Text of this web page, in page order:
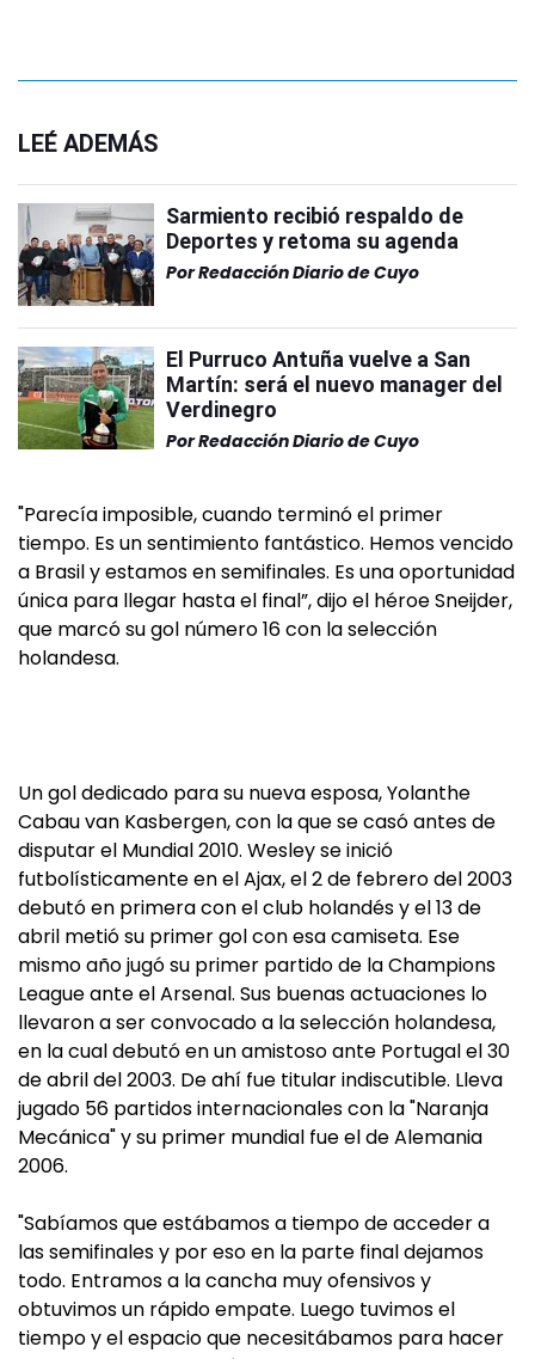
LEÉ ADEMÁS
Sarmiento recibió respaldo de
Deportes y retoma su agenda
PorRedacción Diario de Cuyo
El Purruco Antuña vuelve a San
Martín: será el nuevo manager del
Verdinegro
PorRedacción Diario de Cuyo
"Parecía imposible, cuando terminó el primer
tiempo. Es un sentimiento fantástico. Hemos vencido
a Brasil y estamos en semifinales. Es una oportunidad
única para llegar hasta el final”, dijo el héroe Sneijder,
que marcó su gol número 16 con la selección
holandesa.
Un gol dedicado para su nueva esposa, Yolanthe
Cabau van Kasbergen, con la que se casó antes de
disputar el Mundial 2010. Wesley se inició
futbolísticamente en el Ajax, el 2 de febrero del 2003
debutó en primera con el club holandés y el 13 de
abril metió su primer gol con esa camiseta. Ese
mismo año jugó su primer partido de la Champions
League ante el Arsenal. Sus buenas actuaciones lo
llevaron a ser convocado a la selección holandesa,
en la cual debutó en un amistoso ante Portugal el 30
de abril del 2003. De ahí fue titular indiscutible. Lleva
jugado 56 partidos internacionales con la "Naranja
Mecánica" y su primer mundial fue el de Alemania
2006.
"Sabíamos que estábamos a tiempo de acceder a
las semifinales y por eso en la parte final dejamos
todo. Entramos a la cancha muy ofensivos y
obtuvimos un rápido empate. Luego tuvimos el
tiempo y el espacio que necesitábamos para hacer